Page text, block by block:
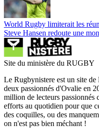
World Rugby limiterait les
Steve Hansen redoute une
Site du ministère du RUGBY
Le Rugbynistere est un site
deux passionnés d'Ovalie en
million de lecteurs passionnés
efforts au quotidien pour que
des coquilles, ou des
on n'est pas bien méchant !